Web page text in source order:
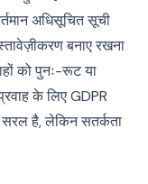
अधिसूचित सूची
बनाए रखना
को पुनः-रूट या
के लिए GDPR
है, लेकिन सतर्कता